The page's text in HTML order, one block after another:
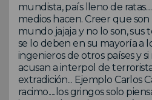
mundista, país lleno de
medios hacen. Creer que son
mundo jajaja y no lo son, sus
se lo deben en su mayoría a
ingenieros de otros países y
acusan a interpol de
extradición... Ejemplo Carlos
racimo.....los gringos solo